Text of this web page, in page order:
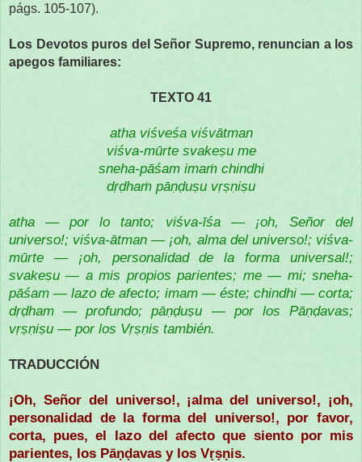
págs. 105-107).
Los Devotos puros del Señor Supremo, renuncian a los
apegos familiares:
TEXTO 41
atha viśveśa viśvātman
viśva-mūrte svakeṣu me
sneha-pāśam imaṁ chindhi
dṛḍhaṁ pāṇḍuṣu vṛṣṇiṣu
atha — por lo tanto; viśva-īśa — ¡oh, Señor del
universo!; viśva-ātman — ¡oh, alma del universo!; viśva-
mūrte — ¡oh, personalidad de la forma universal!;
svakeṣu — a mis propios parientes; me — mi; sneha-
pāśam — lazo de afecto; imam — éste; chindhi — corta;
dṛḍham — profundo; pāṇḍuṣu — por los Pāṇḍavas;
vṛṣṇiṣu — por los Vṛṣṇis también.
TRADUCCIÓN
¡Oh, Señor del universo!, ¡alma del universo!, ¡oh,
personalidad de la forma del universo!, por favor,
corta, pues, el lazo del afecto que siento por mis
parientes, los Pāṇḍavas y los Vṛṣṇis.